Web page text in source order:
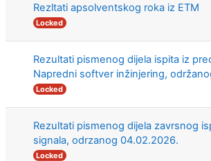
Rezltati apsolventskog roka iz ETM
Locked
Rezultati pismenog dijela ispita iz
Napredni softver inžinjering,
Locked
Rezultati pismenog dijela zavrsnog
signala, odrzanog 04.02.2026.
Locked